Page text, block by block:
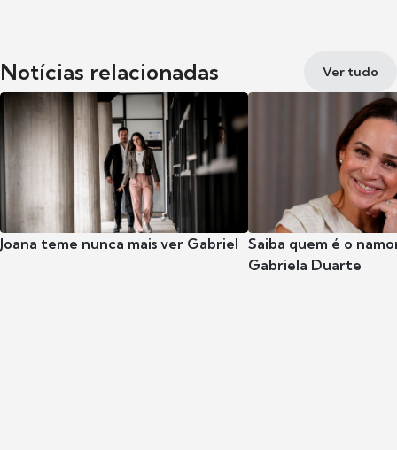
Notícias relacionadas Ver tudo
Joana teme nunca mais ver Gabriel Saiba quem é o
Gabriela Duarte